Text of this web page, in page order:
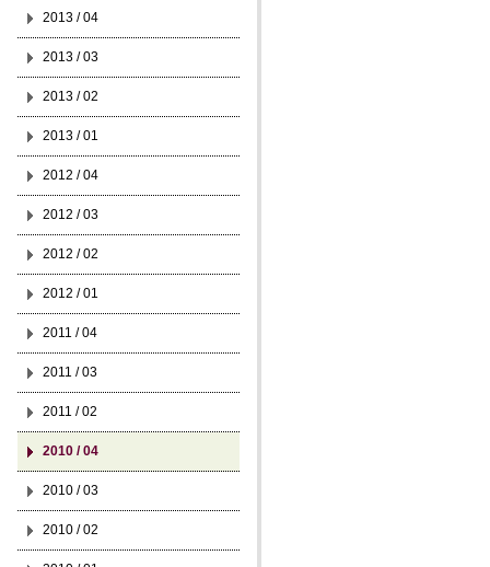
2013 / 04
2013 / 03
2013 / 02
2013 / 01
2012 / 04
2012 / 03
2012 / 02
2012 / 01
2011 / 04
2011 / 03
2011 / 02
2010 / 04
2010 / 03
2010 / 02